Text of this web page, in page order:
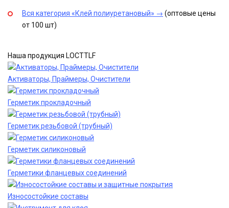
Вся категория «Клей полиуретановый» → (оптовые цены
от 100 шт)
Наша продукция LOCTTLF
Активаторы, Праймеры, Очистители
Герметик прокладочный
Герметик резьбовой (трубный)
Герметик силиконовый
Герметики фланцевых соединений
Износостойкие составы